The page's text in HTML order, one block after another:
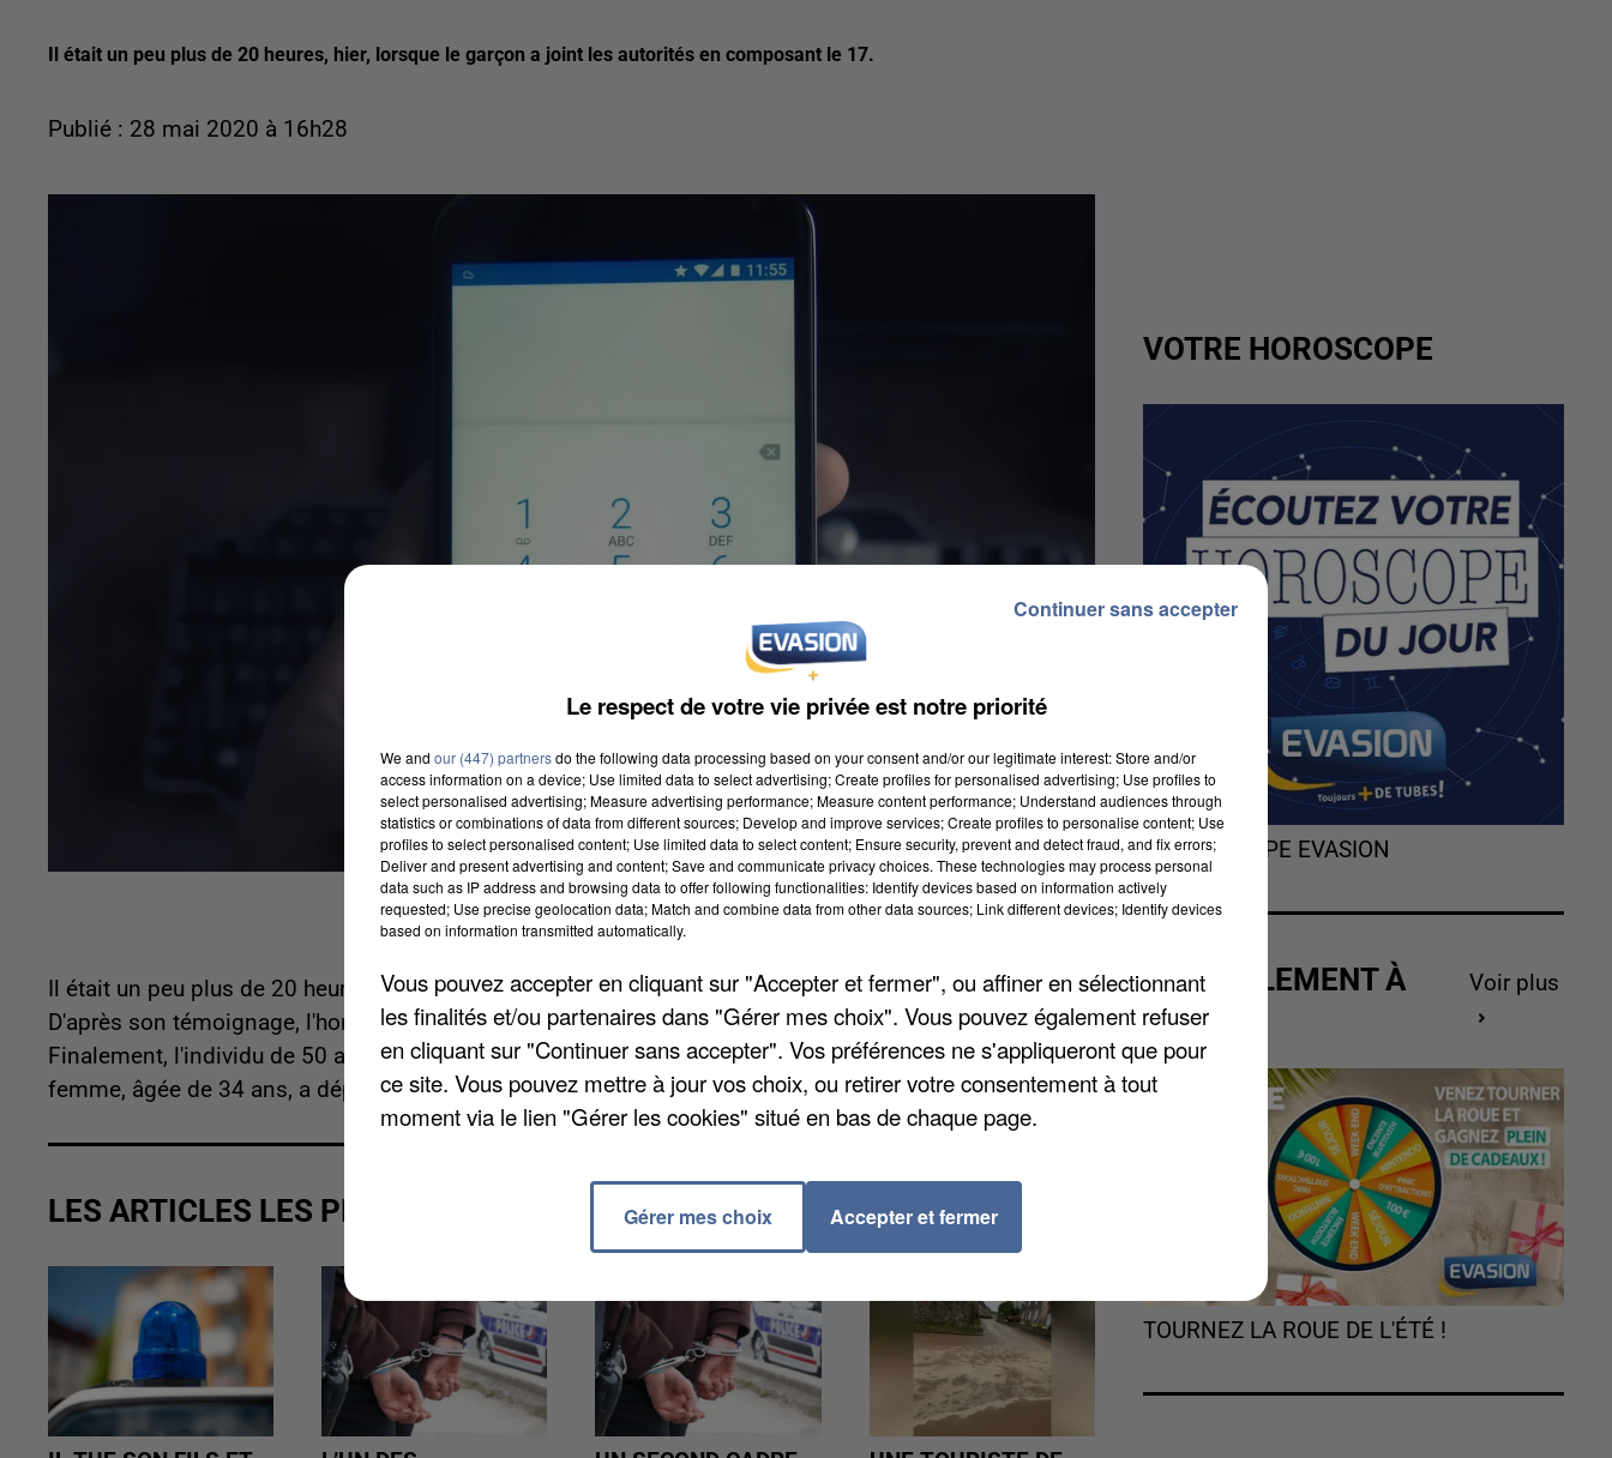
Il était un peu plus de 20 heures, hier, lorsque le garçon a joint les autorités en composant le 17.
Publié : 28 mai 2020 à 16h28
Il était un peu plus de 20 heures, hier, lorsque le garçon a joint les autorités en composant le 17.
D'après son témoignage, l'homme a tenté à plusieurs reprises d'étrangler sa femme devant les enfants.
Finalement, l'individu de 50 ans a été arrêté dans le domicile rue du Commandant Louis Bouchet. La
femme, âgée de 34 ans, a déposé plainte.
LES ARTICLES LES PLUS VUS
VOTRE HOROSCOPE
L'HOROSCOPE EVASION
ACTUELLEMENT À
GAGNER
Voir plus
TOURNEZ LA ROUE DE L'ÉTÉ !
Le respect de votre vie privée est notre priorité
We and our (447) partnersdo the following data processing based on your consent and/or our legitimate interest: Store and/or
access information on a device; Use limited data to select advertising; Create profiles for personalised advertising; Use profiles to
select personalised advertising; Measure advertising performance; Measure content performance; Understand audiences through
statistics or combinations of data from different sources; Develop and improve services; Create profiles to personalise content; Use
profiles to select personalised content; Use limited data to select content; Ensure security, prevent and detect fraud, and fix errors;
Deliver and present advertising and content; Save and communicate privacy choices. These technologies may process personal
data such as IP address and browsing data to offer following functionalities: Identify devices based on information actively
requested; Use precise geolocation data; Match and combine data from other data sources; Link different devices; Identify devices
based on information transmitted automatically.
Vous pouvez accepter en cliquant sur "Accepter et fermer", ou affiner en sélectionnant
les finalités et/ou partenaires dans "Gérer mes choix". Vous pouvez également refuser
en cliquant sur "Continuer sans accepter". Vos préférences ne s'appliqueront que pour
ce site. Vous pouvez mettre à jour vos choix, ou retirer votre consentement à tout
moment via le lien "Gérer les cookies" situé en bas de chaque page.
Gérer mes choix Accepter et fermer
Continuer sans accepter